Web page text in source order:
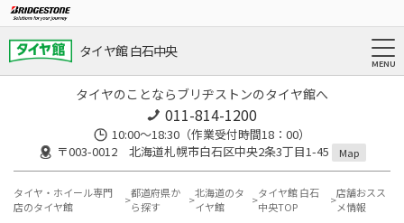
タイヤ館 白石中央
タイヤのことならブリヂストンのタイヤ館へ
011-814-1200
10:00～18:30（作業受付時間18：00）
〒003-0012 北海道札幌市白石区中央2条3丁目1-45
Map
タイヤ・ホイール専門
店のタイヤ館
都道府県か
ら探す
北海道のタ
イヤ館
タイヤ館 白石
中央TOP
店舗おスス
メ情報